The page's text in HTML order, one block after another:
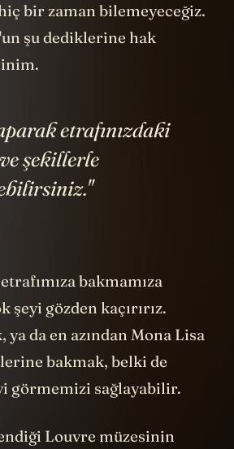
bir zaman bilemeyeceğiz.
şu dediklerine hak
etrafınızdaki
şekillerle
bakmamıza
şeyi gözden kaçırırız.
ya da en azından Mona Lisa
bakmak, belki de
görmemizi sağlayabilir.
Louvre müzesinin